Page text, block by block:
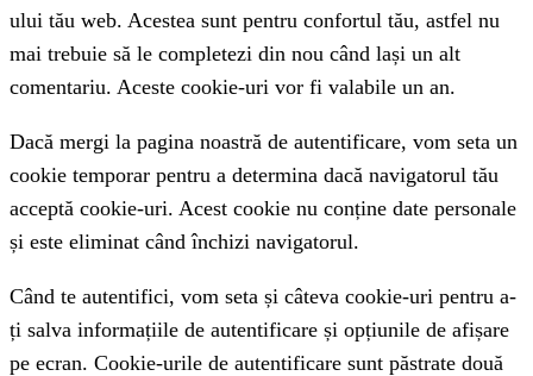
ului tău web. Acestea sunt pentru confortul tău, astfel nu
mai trebuie să le completezi din nou când lași un alt
comentariu. Aceste cookie-uri vor fi valabile un an.
Dacă mergi la pagina noastră de autentificare, vom seta un
cookie temporar pentru a determina dacă navigatorul tău
acceptă cookie-uri. Acest cookie nu conține date personale
și este eliminat când închizi navigatorul.
Când te autentifici, vom seta și câteva cookie-uri pentru a-
ți salva informațiile de autentificare și opțiunile de afișare
pe ecran. Cookie-urile de autentificare sunt păstrate două